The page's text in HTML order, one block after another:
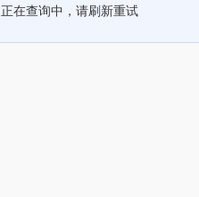
正在查询中，请刷新重试